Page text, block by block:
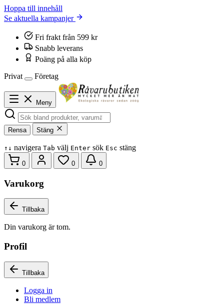
Hoppa till innehåll
Se aktuella kampanjer
Fri frakt från 599 kr
Snabb leverans
Poäng på alla köp
Privat
Företag
Meny
Rensa Stäng
↑ ↓ navigera Tab välj Enter sök Esc stäng
0 0 0
Varukorg
Tillbaka
Din varukorg är tom.
Profil
Tillbaka
Logga in
Bli medlem